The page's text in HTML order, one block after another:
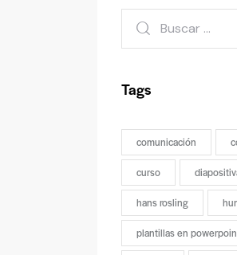
Tags
comunicación
curso
hans rosling
plantillas en